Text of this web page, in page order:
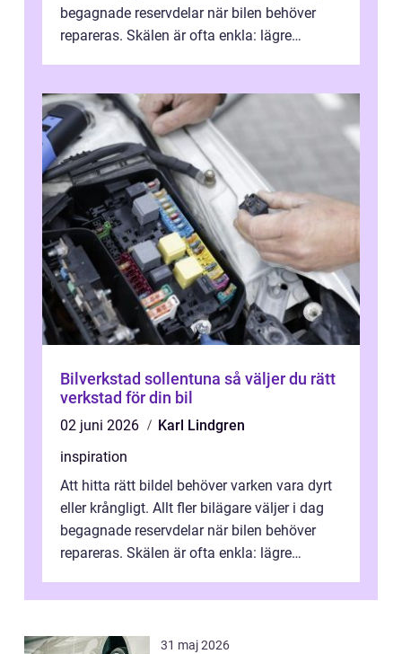
begagnade reservdelar när bilen behöver
repareras. Skälen är ofta enkla: lägre
Bilverkstad sollentuna så väljer du rätt
verkstad för din bil
02 juni 2026
Karl Lindgren
inspiration
Att hitta rätt bildel behöver varken vara dyrt
eller krångligt. Allt fler bilägare väljer i dag
begagnade reservdelar när bilen behöver
repareras. Skälen är ofta enkla: lägre
31 maj 2026